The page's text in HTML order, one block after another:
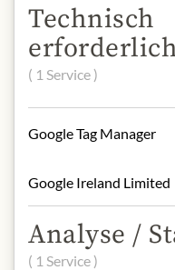
Pistazien (97
(E330),
Zitrone,
Brennwert
Fett:44,8 g
– davon
Technisch
( 1 Service )
Google Tag Manager
Google Ireland Limited
Analyse /
( 1 Service )